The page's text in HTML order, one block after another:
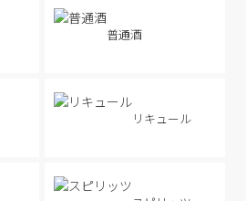
普通酒
リキュール